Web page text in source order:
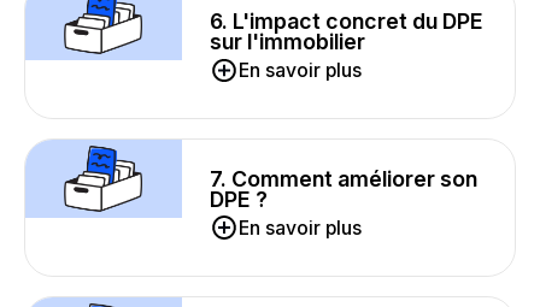
6. L'impact concret du DPE
sur l'immobilier
En savoir plus
7. Comment améliorer son
DPE ?
En savoir plus